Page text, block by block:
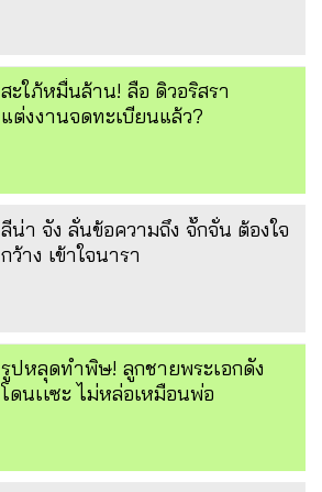
สะใภ้หมื่นล้าน! ลือ ดิวอริสรา
แต่งงานจดทะเบียนแล้ว?
ลีน่า จัง ลั่นข้อความถึง จั๊กจั่น ต้องใจ
กว้าง เข้าใจนารา
รูปหลุดทำพิษ! ลูกชายพระเอกดัง
โดนเเซะ ไม่หล่อเหมือนพ่อ